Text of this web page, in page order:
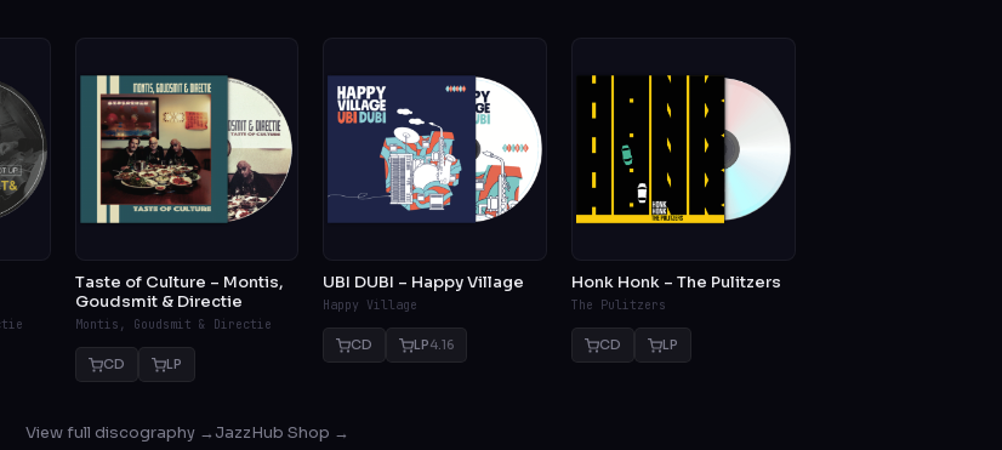
Taste of Culture – Montis,
Goudsmit & Directie
Montis, Goudsmit & Directie
CD LP
UBI DUBI – Happy Village
Happy Village
CD LP4.16
Honk Honk – The Pulitzers
The Pulitzers
CD LP
View full discography → JazzHub Shop →